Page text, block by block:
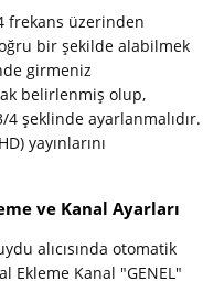
frekans üzerinden
bir şekilde alabilmek
girmeniz
belirlenmiş olup,
4 şeklinde ayarlanmalıdır.
yayınlarını
ve Kanal Ayarları
alıcısında otomatik
Ekleme Kanal "GENEL"